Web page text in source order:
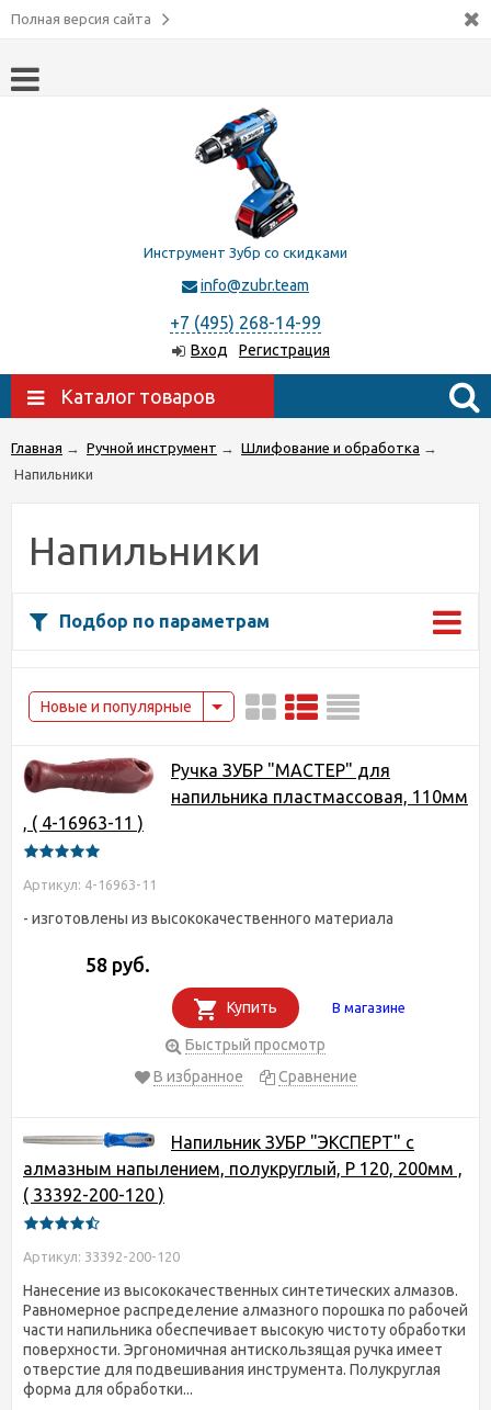
Полная версия сайта
Инструмент Зубр со скидками
info@zubr.team
+7 (495) 268-14-99
Вход Регистрация
Каталог товаров
Главная → Ручной инструмент → Шлифование и обработка →
Напильники
Напильники
Подбор по параметрам
Новые и популярные
Ручка ЗУБР "МАСТЕР" для
напильника пластмассовая, 110мм
, ( 4-16963-11 )
Артикул: 4-16963-11
- изготовлены из высококачественного материала
58 руб.
Купить В магазине
Быстрый просмотр
В избранное
Сравнение
Напильник ЗУБР "ЭКСПЕРТ" с
алмазным напылением, полукруглый, P 120, 200мм ,
( 33392-200-120 )
Артикул: 33392-200-120
Нанесение из высококачественных синтетических алмазов.
Равномерное распределение алмазного порошка по рабочей
части напильника обеспечивает высокую чистоту обработки
поверхности. Эргономичная антискользящая ручка имеет
отверстие для подвешивания инструмента. Полукруглая
форма для обработки...